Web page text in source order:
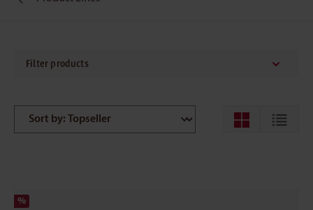
Filter products
%